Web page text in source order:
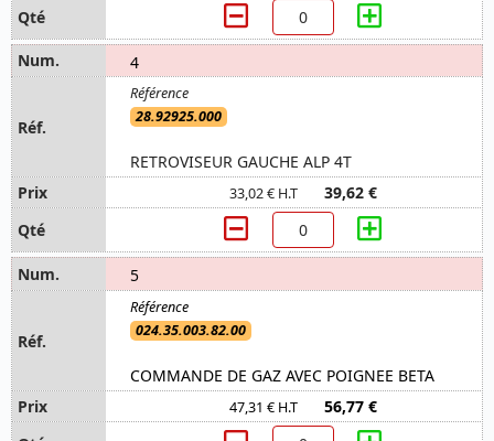
4
28.92925.000
RETROVISEUR GAUCHE ALP 4T
33,02 € H.T 39,62 €
5
024.35.003.82.00
COMMANDE DE GAZ AVEC POIGNEE BETA
47,31 € H.T 56,77 €